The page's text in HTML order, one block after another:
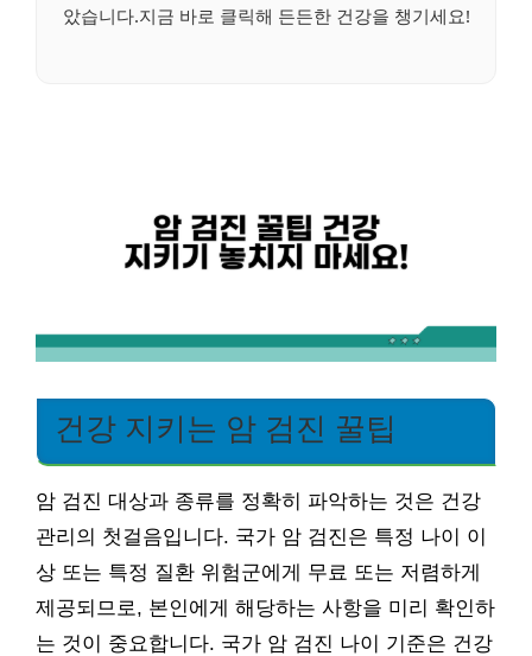
았습니다.지금 바로 클릭해 든든한 건강을 챙기세요!
건강 지키는 암 검진 꿀팁
암 검진 대상과 종류를 정확히 파악하는 것은 건강
관리의 첫걸음입니다. 국가 암 검진은 특정 나이 이
상 또는 특정 질환 위험군에게 무료 또는 저렴하게
제공되므로, 본인에게 해당하는 사항을 미리 확인하
는 것이 중요합니다. 국가 암 검진 나이 기준은 건강